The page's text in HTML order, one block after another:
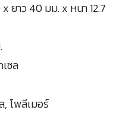
ยาว 40 มม. x หนา 12.7
ซล
โพลีเมอร์